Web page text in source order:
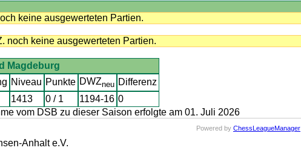
keine ausgewerteten Partien.
noch keine ausgewerteten Partien.
Magdeburg
Niveau Punkte DWZneu Differenz
1413 0 / 1 1194-16 0
vom DSB zu dieser Saison erfolgte am 01. Juli 2026
Powered by ChessLeagueManager
Anhalt e.V.